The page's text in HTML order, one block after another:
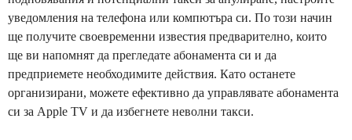
уведомления на телефонa или компютъра си. По този начин
ще получите своевременни известия предварително, които
ще ви напомнят да прегледате абонамента си и да
предприемете необходимите действия. Като останете
организирани, можете ефективно да управлявате абонамента
си за Apple TV и да избегнете неволни такси.